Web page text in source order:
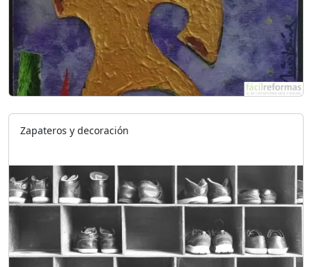
Zapateros y decoración